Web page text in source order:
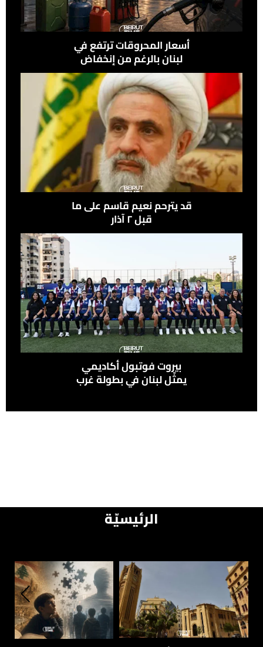
أسعار المحروقات ترتفع في
لبنان بالرغم من إنخفاض
النفط عالميًًا
قد يترحم نعيم قاسم على ما
قبل ٢ آذار
بيروت فوتبول أكاديمي
يمثّل لبنان في بطولة غرب
آسيا للسيدات
الرئيسيّة